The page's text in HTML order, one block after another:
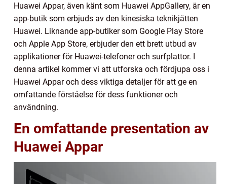
Huawei Appar, även känt som Huawei AppGallery, är en
app-butik som erbjuds av den kinesiska teknikjätten
Huawei. Liknande app-butiker som Google Play Store
och Apple App Store, erbjuder den ett brett utbud av
applikationer för Huawei-telefoner och surfplattor. I
denna artikel kommer vi att utforska och fördjupa oss i
Huawei Appar och dess viktiga detaljer för att ge en
omfattande förståelse för dess funktioner och
användning.
En omfattande presentation av
Huawei Appar